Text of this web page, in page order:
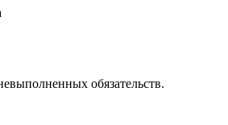
обязательств.